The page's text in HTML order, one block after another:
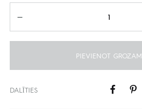
PIEVIENOT GROZAM
DALĪTIES